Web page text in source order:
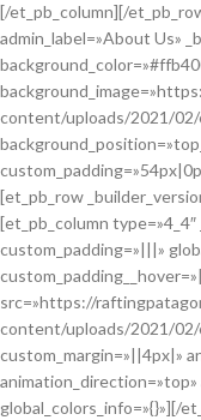
[/et_pb_column][/
admin_label=»About Us»
content/uploads/2021/02/
[et_pb_row
[et_pb_column
custom_padding=»|||»
src=»https://
content/uploads/2021/02/
custom_margin=»||4px|»
global_colors_info=»{}»][/